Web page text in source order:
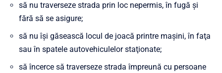
să nu traverseze strada prin loc nepermis, în fugă şi
fără să se asigure;
să nu îşi găsească locul de joacă printre maşini, în faţa
sau în spatele autovehiculelor staţionate;
să încerce să traverseze strada împreună cu persoane